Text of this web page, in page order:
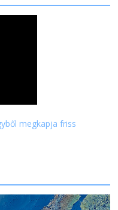
megkapja friss